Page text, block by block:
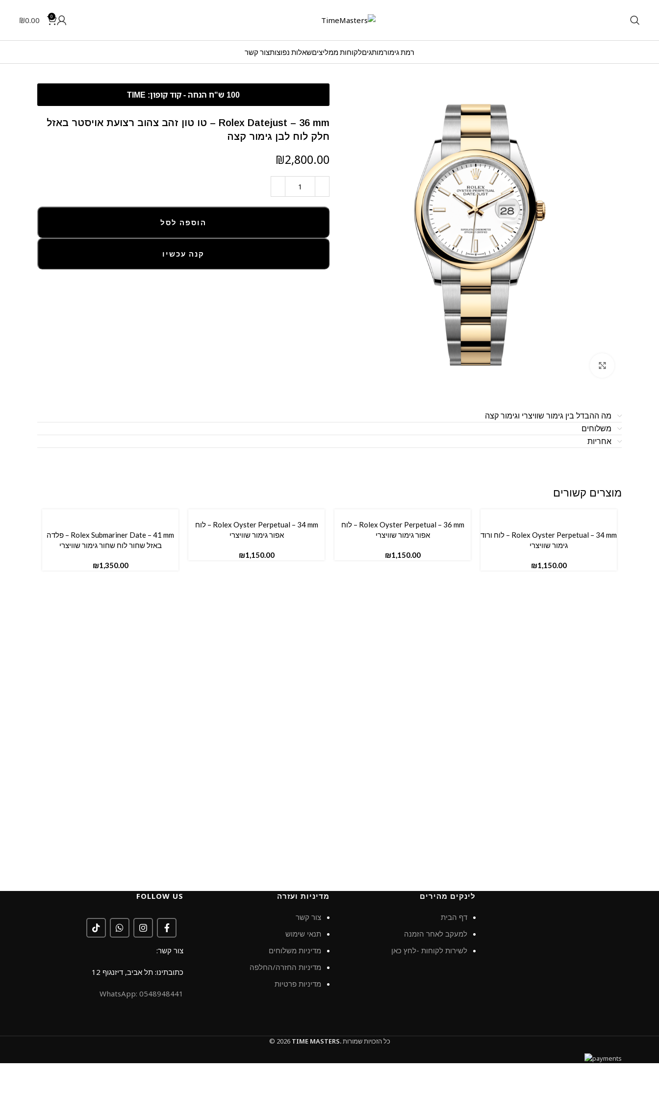
0
₪0.00
רמת גימורמותגיםלקוחות ממליציםשאלות נפוצותצור קשר
Rolex Datejust – 36 mm – טו טון זהב צהוב רצועת אויסטר באזל
חלק לוח לבן גימור קצה
₪
הוספה לסל
קנה עכשיו
מה ההבדל בין גימור שוויצרי וגימור קצה
משלוחים
אחריות
מוצרים קשורים
הוספה לסל
Rolex Oyster Perpetual – 34 mm – לוח ורוד
גימור שוויצרי
₪
הוספה לסל
Rolex Oyster Perpetual – 36 mm – לוח
אפור גימור שוויצרי
₪
הוספה לסל
Rolex Oyster Perpetual – 34 mm – לוח
אפור גימור שוויצרי
₪
הוספה לסל
Rolex Submariner Date – 41 mm – פלדה
באזל שחור לוח שחור גימור שוויצרי
₪
לינקים מהירים
דף הבית
למעקב לאחר הזמנה
לשירות לקוחות -לחץ כאן
מדיניות ועזרה
צור קשר
תנאי שימוש
מדיניות משלוחים
מדיניות החזרה/החלפה
מדיניות פרטיות
FOLLOW US
צור קשר:
כתובתינו: תל אביב, דיזנגוף 12
0548948441 :WhatsApp
© 2026 TIME MASTERS.כל הזכויות שמורות